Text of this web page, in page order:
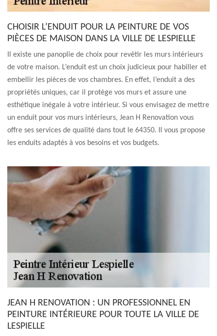
CHOISIR L’ENDUIT POUR LA PEINTURE DE VOS
PIÈCES DE MAISON DANS LA VILLE DE LESPIELLE
Il existe une panoplie de choix pour revêtir les murs intérieurs
de votre maison. L’enduit est un choix judicieux pour habiller et
embellir les pièces de vos chambres. En effet, l’enduit a des
propriétés uniques, car il protège vos murs et assure une
esthétique inégale à votre intérieur. Si vous envisagez de mettre
un enduit pour vos murs intérieurs, Jean H Renovation vous
offre ses services de qualité dans tout le 64350. Il vous propose
les enduits adaptés à vos besoins et vos budgets.
JEAN H RENOVATION : UN PROFESSIONNEL EN
PEINTURE INTÉRIEURE POUR TOUTE LA VILLE DE
LESPIELLE